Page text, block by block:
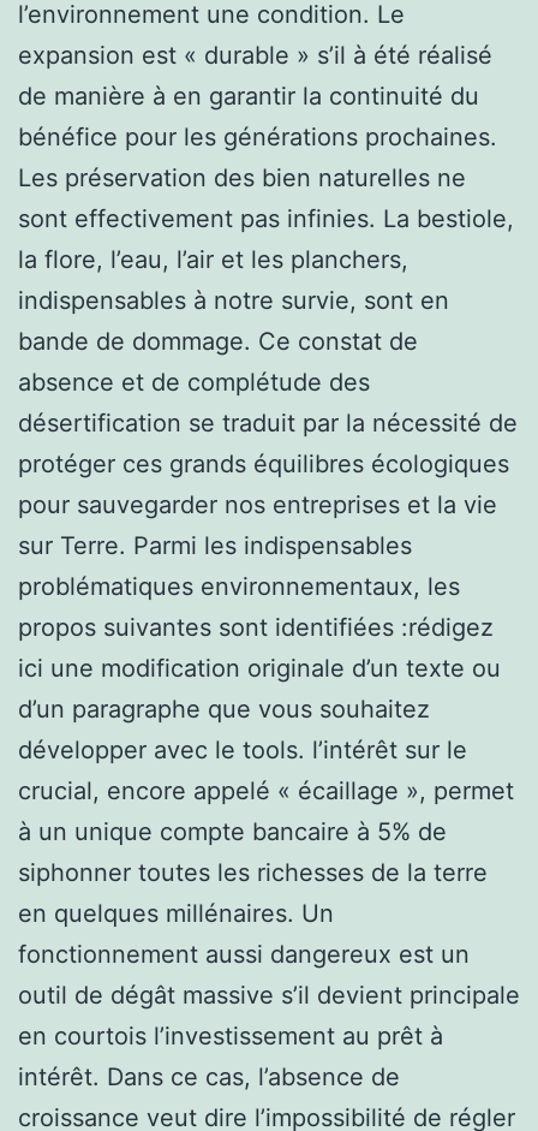
l’environnement une condition. Le
expansion est « durable » s’il à été réalisé
de manière à en garantir la continuité du
bénéfice pour les générations prochaines.
Les préservation des bien naturelles ne
sont effectivement pas infinies. La bestiole,
la flore, l’eau, l’air et les planchers,
indispensables à notre survie, sont en
bande de dommage. Ce constat de
absence et de complétude des
désertification se traduit par la nécessité de
protéger ces grands équilibres écologiques
pour sauvegarder nos entreprises et la vie
sur Terre. Parmi les indispensables
problématiques environnementaux, les
propos suivantes sont identifiées :rédigez
ici une modification originale d’un texte ou
d’un paragraphe que vous souhaitez
développer avec le tools. l’intérêt sur le
crucial, encore appelé « écaillage », permet
à un unique compte bancaire à 5% de
siphonner toutes les richesses de la terre
en quelques millénaires. Un
fonctionnement aussi dangereux est un
outil de dégât massive s’il devient principale
en courtois l’investissement au prêt à
intérêt. Dans ce cas, l’absence de
croissance veut dire l’impossibilité de régler